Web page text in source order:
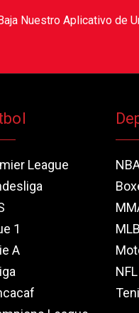
Nuestro Aplicativo de
League
1
A
MLB
NFL